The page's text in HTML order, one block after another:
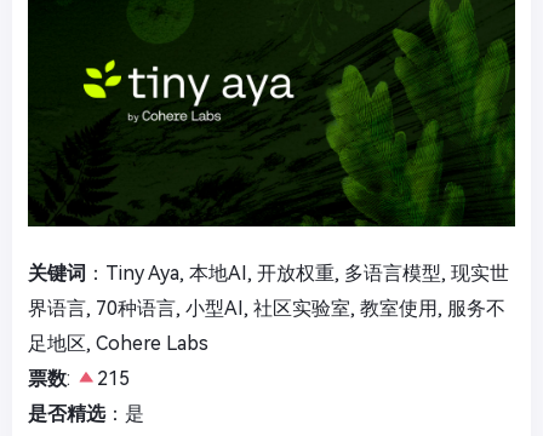
关键词 ：Tiny Aya, 本地AI, 开放权重, 多语言模型, 现实世
界语言, 70种语言, 小型AI, 社区实验室, 教室使用, 服务不
足地区, Cohere Labs
票数:
215
是否精选：是